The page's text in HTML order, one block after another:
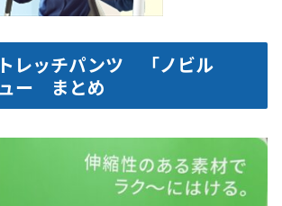
レッチパンツ 「ノビル
ー まとめ